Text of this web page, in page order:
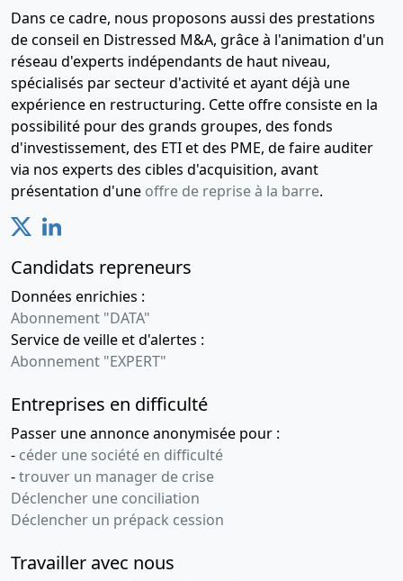
Dans ce cadre, nous proposons aussi des prestations
de conseil en Distressed M&A, grâce à l'animation d'un
réseau d'experts indépendants de haut niveau,
spécialisés par secteur d'activité et ayant déjà une
expérience en restructuring. Cette offre consiste en la
possibilité pour des grands groupes, des fonds
d'investissement, des ETI et des PME, de faire auditer
via nos experts des cibles d'acquisition, avant
présentation d'une offre de reprise à la barre.
Candidats repreneurs
Données enrichies :
Abonnement "DATA"
Service de veille et d'alertes :
Abonnement "EXPERT"
Entreprises en difficulté
Passer une annonce anonymisée pour :
- céder une société en difficulté
-trouver un manager de crise
Déclencher une conciliation
Déclencher un prépack cession
Travailler avec nous